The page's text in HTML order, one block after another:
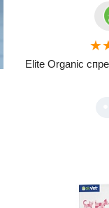
Elite Organic